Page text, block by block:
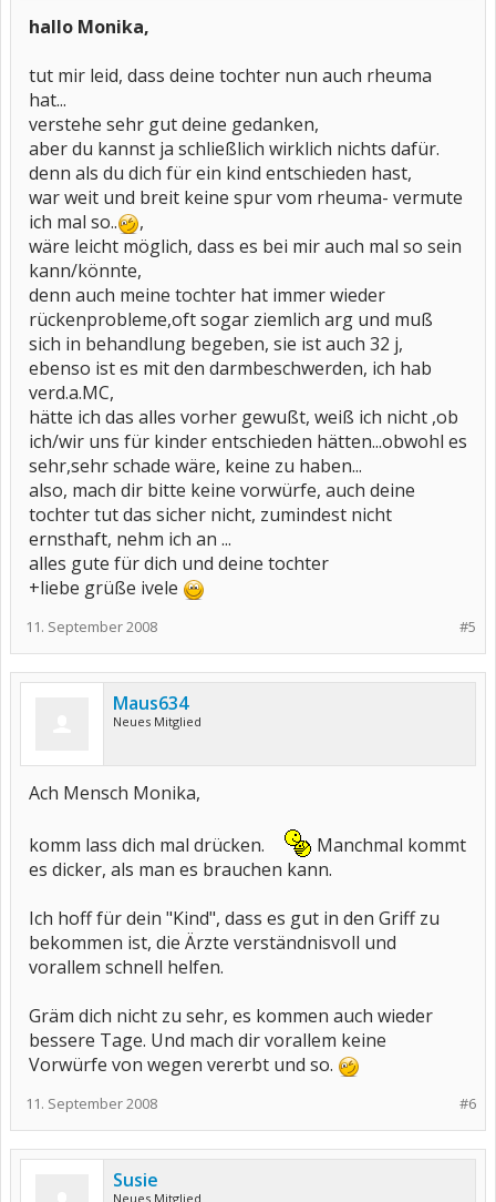
hallo Monika,
tut mir leid, dass deine tochter nun auch rheuma
hat...
verstehe sehr gut deine gedanken,
aber du kannst ja schließlich wirklich nichts dafür.
denn als du dich für ein kind entschieden hast,
war weit und breit keine spur vom rheuma- vermute
ich mal so..
,
wäre leicht möglich, dass es bei mir auch mal so sein
kann/könnte,
denn auch meine tochter hat immer wieder
rückenprobleme,oft sogar ziemlich arg und muß
sich in behandlung begeben, sie ist auch 32 j,
ebenso ist es mit den darmbeschwerden, ich hab
verd.a.MC,
hätte ich das alles vorher gewußt, weiß ich nicht ,ob
ich/wir uns für kinder entschieden hätten...obwohl es
sehr,sehr schade wäre, keine zu haben...
also, mach dir bitte keine vorwürfe, auch deine
tochter tut das sicher nicht, zumindest nicht
ernsthaft, nehm ich an ...
alles gute für dich und deine tochter
+liebe grüße ivele
#5
11. September 2008
Maus634
Neues Mitglied
Ach Mensch Monika,
komm lass dich mal drücken.
Manchmal kommt
es dicker, als man es brauchen kann.
Ich hoff für dein "Kind", dass es gut in den Griff zu
bekommen ist, die Ärzte verständnisvoll und
vorallem schnell helfen.
Gräm dich nicht zu sehr, es kommen auch wieder
bessere Tage. Und mach dir vorallem keine
Vorwürfe von wegen vererbt und so.
#6
11. September 2008
Susie
Neues Mitglied